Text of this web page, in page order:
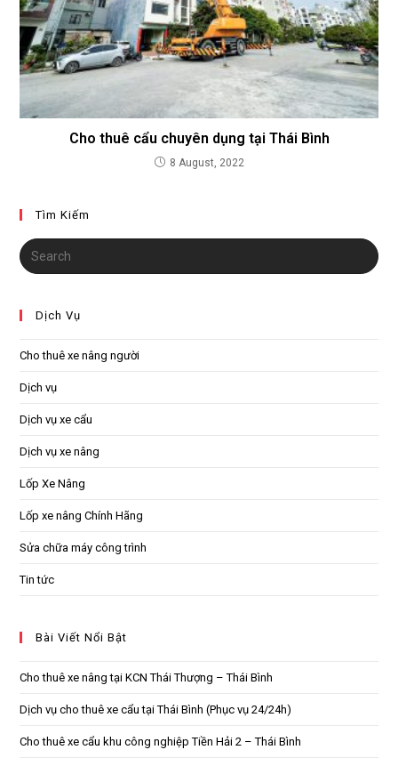
Cho thuê cẩu chuyên dụng tại Thái Bình
8 August, 2022
Tìm Kiếm
Dịch Vụ
Cho thuê xe nâng người
Dịch vụ
Dịch vụ xe cẩu
Dịch vụ xe nâng
Lốp Xe Nâng
Lốp xe nâng Chính Hãng
Sửa chữa máy công trình
Tin tức
Bài Viết Nổi Bật
Cho thuê xe nâng tại KCN Thái Thượng – Thái Bình
Dịch vụ cho thuê xe cẩu tại Thái Bình (Phục vụ 24/24h)
Cho thuê xe cẩu khu công nghiệp Tiền Hải 2 – Thái Bình